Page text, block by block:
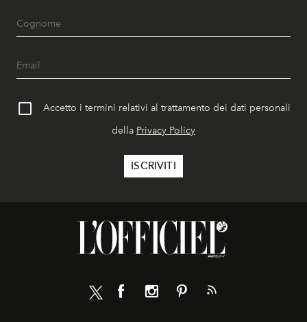
Accetto i termini relativi al trattamento dei dati personali
della Privacy Policy